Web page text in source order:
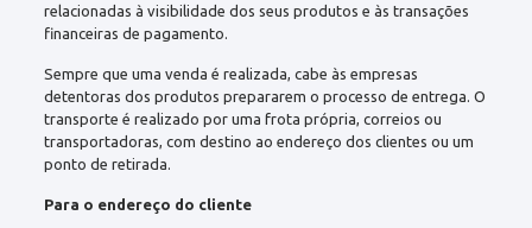
relacionadas à visibilidade dos seus produtos e às transações
financeiras de pagamento.
Sempre que uma venda é realizada, cabe às empresas
detentoras dos produtos prepararem o processo de entrega. O
transporte é realizado por uma frota própria, correios ou
transportadoras, com destino ao endereço dos clientes ou um
ponto de retirada.
Para o endereço do cliente